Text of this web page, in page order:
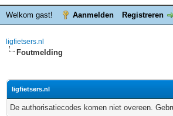
Welkom gast! Aanmelden Registreren
ligfietsers.nl
Foutmelding
ligfietsers.nl
De authorisatiecodes komen niet overeen.